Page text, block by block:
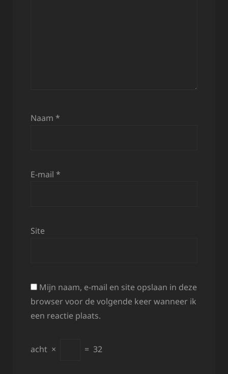
Naam *
E-mail *
Site
Mijn naam, e-mail en site opslaan in deze
browser voor de volgende keer wanneer ik
een reactie plaats.
acht × = 32